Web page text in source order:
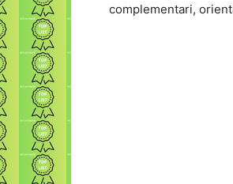
complementari,